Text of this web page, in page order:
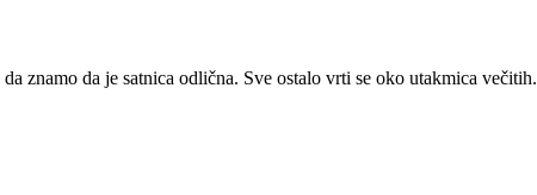
znamo da je satnica odlična. Sve ostalo vrti se oko utakmica večitih.